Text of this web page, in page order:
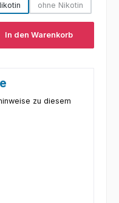
ohne Nikotin
(Diese Option
In den Warenkorb
zu diesem